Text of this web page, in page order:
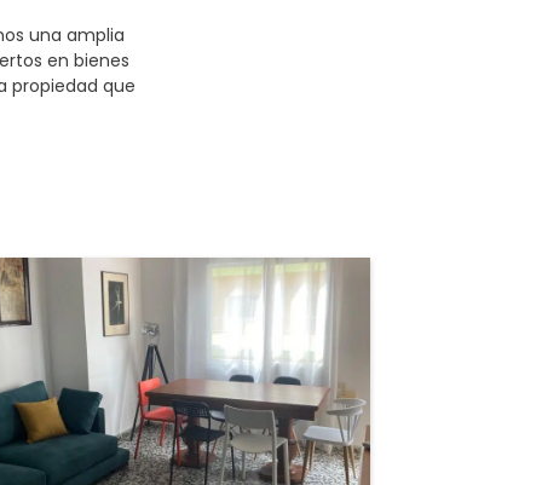
una amplia
en bienes
propiedad que